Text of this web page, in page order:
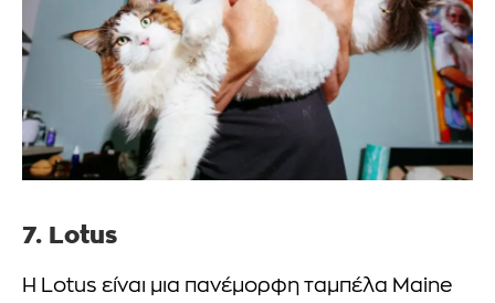
7. Lotus
Η Lotus είναι μια πανέμορφη ταμπέλα Maine